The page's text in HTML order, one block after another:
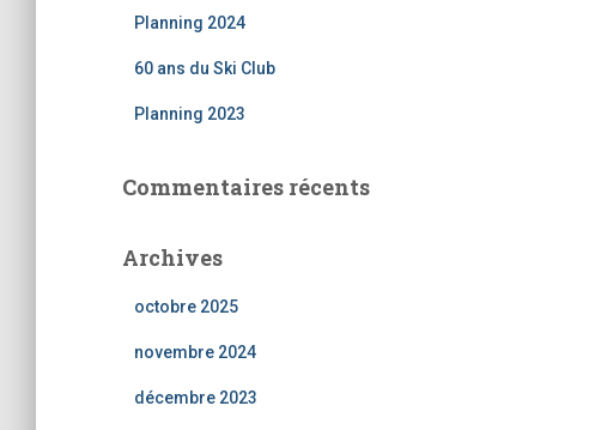
Planning 2024
60 ans du Ski Club
Planning 2023
Commentaires récents
Archives
octobre 2025
novembre 2024
décembre 2023